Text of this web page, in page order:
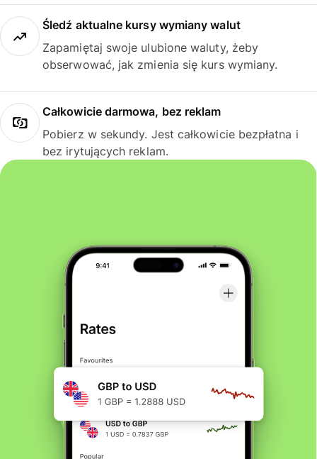
Śledź aktualne kursy wymiany walut
Zapamiętaj swoje ulubione waluty, żeby
obserwować, jak zmienia się kurs wymiany.
Całkowicie darmowa, bez reklam
Pobierz w sekundy. Jest całkowicie bezpłatna i
bez irytujących reklam.